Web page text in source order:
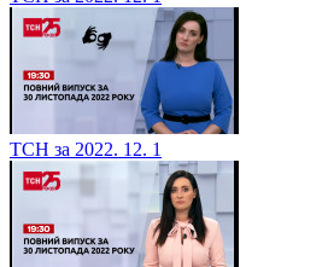
ТСН за 2022. 12. 1